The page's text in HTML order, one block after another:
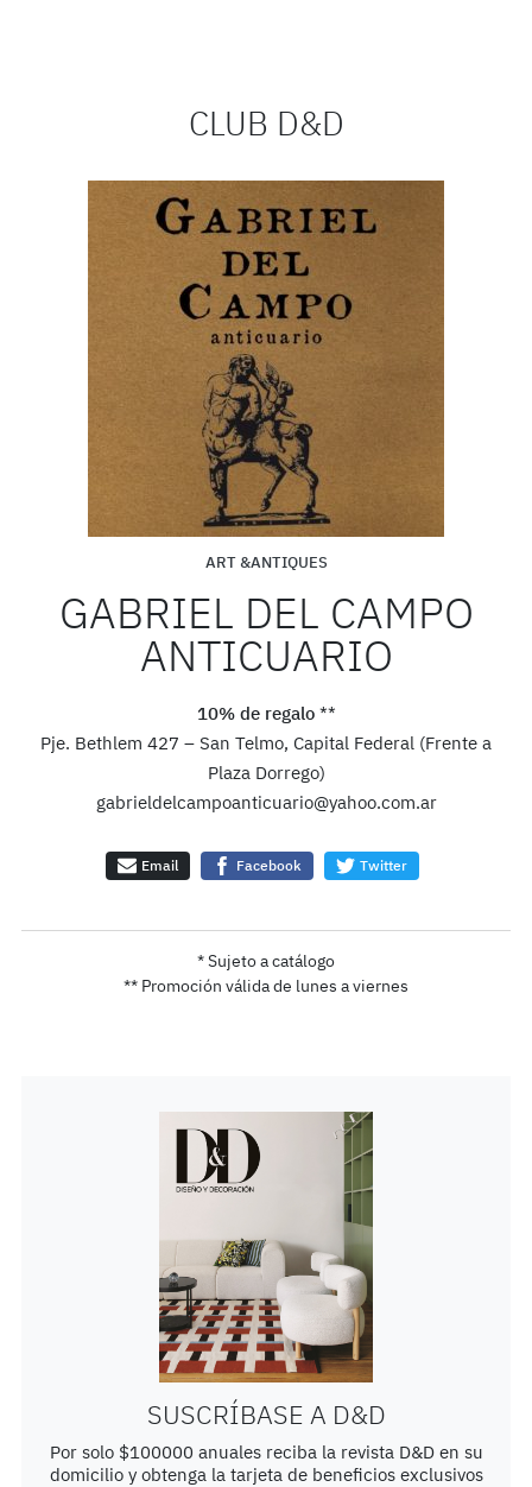
CLUB D&D
ART &ANTIQUES
GABRIEL DEL CAMPO
ANTICUARIO
10% de regalo**
Pje. Bethlem 427 – San Telmo, Capital Federal (Frente a
Plaza Dorrego)
gabrieldelcampoanticuario@yahoo.com.ar
Email Facebook Twitter
* Sujeto a catálogo
** Promoción válida de lunes a viernes
SUSCRÍBASE A D&D
Por solo $100000 anuales reciba la revista D&D en su
domicilio y obtenga la tarjeta de beneficios exclusivos